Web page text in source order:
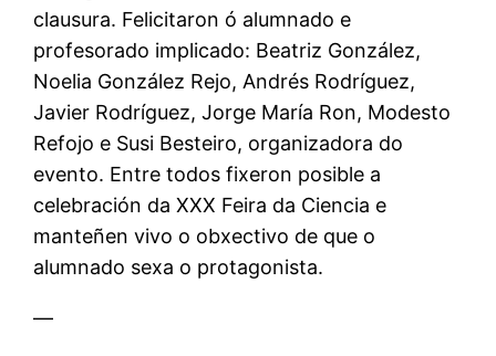
clausura. Felicitaron ó alumnado e
profesorado implicado: Beatriz González,
Noelia González Rejo, Andrés Rodríguez,
Javier Rodríguez, Jorge María Ron, Modesto
Refojo e Susi Besteiro, organizadora do
evento. Entre todos fixeron posible a
celebración da XXX Feira da Ciencia e
manteñen vivo o obxectivo de que o
alumnado sexa o protagonista.
—